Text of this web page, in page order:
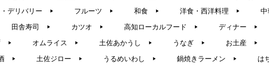
デリバリー ▶︎ フルーツ ▶︎ 和食 ▶︎ 洋食・西洋料理 ▶︎ 中
田舎寿司 ▶︎ カツオ ▶︎ 高知ローカルフード ▶︎ ディナー ▶︎
▶︎ オムライス ▶︎ 土佐あかうし ▶︎ うなぎ ▶︎ お土産 ▶︎
▶︎ 土佐ジロー ▶︎ うるめいわし ▶︎ 鍋焼きラーメン ▶︎ は